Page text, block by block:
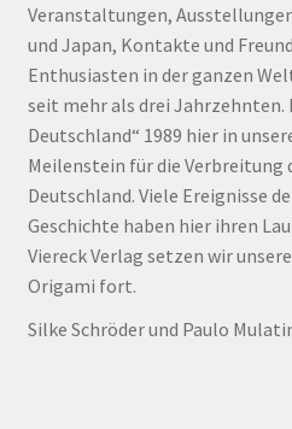
Veranstaltungen,
und Japan, Kontakte und
Enthusiasten in der ganzen
seit mehr als drei Jahrzehnten.
Deutschland“ 1989 hier in
Meilenstein für die Verbreitung
Deutschland. Viele Ereignisse
Geschichte haben hier ihren
Viereck Verlag setzen wir
Origami fort.
Silke Schröder und Paulo